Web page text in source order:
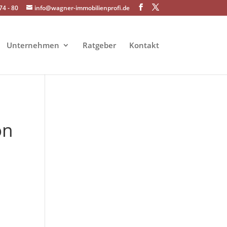
- 80 info@wagner-immobilienprofi.de
Unternehmen Ratgeber Kontakt